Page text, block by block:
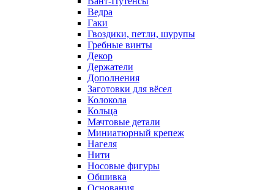
Ведра
Гаки
Гвоздики, петли, шурупы
Гребные винты
Декор
Держатели
Дополнения
Заготовки для вёсел
Колокола
Кольца
Мачтовые детали
Миниатюрный крепеж
Нагеля
Нити
Носовые фигуры
Обшивка
Основания